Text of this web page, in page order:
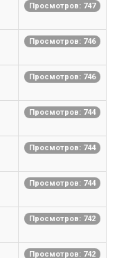
Просмотров: 747
Просмотров: 746
Просмотров: 746
Просмотров: 744
Просмотров: 744
Просмотров: 744
Просмотров: 742
Просмотров: 742